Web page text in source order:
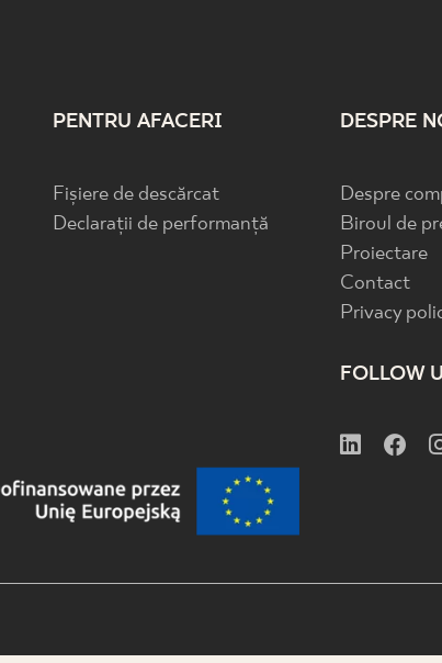
PENTRU AFACERI
Fișiere de descărcat
Declarații de performanță
DESPRE
Despre
Biroul de
Proiectare
Contact
Privacy
FOLLOW